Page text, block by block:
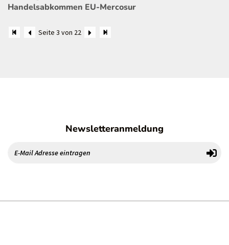
Handelsabkommen EU-Mercosur
Seite 3 von 22
Newsletteranmeldung